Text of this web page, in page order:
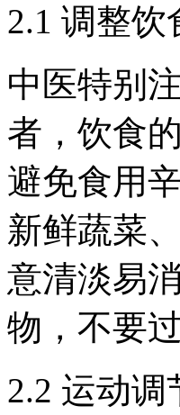
2.1 调整饮
中医特别
者，饮食
避免食用
新鲜蔬菜
意清淡易
物，不要
2.2 运动调